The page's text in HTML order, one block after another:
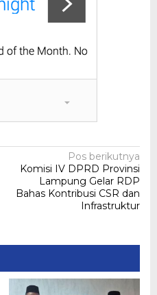
Pos berikutnya
Komisi IV DPRD Provinsi
Lampung Gelar RDP
Bahas Kontribusi CSR dan
Infrastruktur